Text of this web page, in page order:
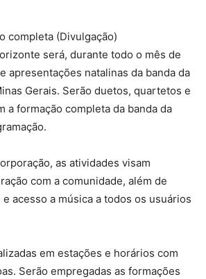
completa (Divulgação)
será, durante todo o mês de
apresentações natalinas da banda da
Gerais. Serão duetos, quartetos e
a formação completa da banda da
as atividades visam
com a comunidade, além de
acesso a música a todos os usuários
em estações e horários com
Serão empregadas as formações